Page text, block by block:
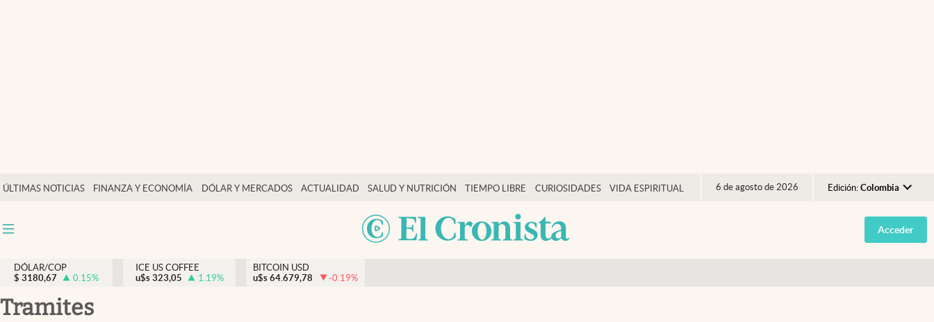
ÚLTIMAS NOTICIAS FINANZA Y ECONOMÍA DÓLAR Y MERCADOS ACTUALIDAD SALUD Y NUTRICIÓN TIEMPO LIBRE CURIOSIDADES VIDA ESPIRITUAL 6 de agosto de 2026 Edición: Colombia
Argentina
España
Dólar y mercados
Acceder
DÓLAR/COP
$ 3180,67 0.15%
ICE US COFFEE
u$s 323,05 1.19%
BITCOIN USD
u$s 64.679,78 -0.19%
tramites